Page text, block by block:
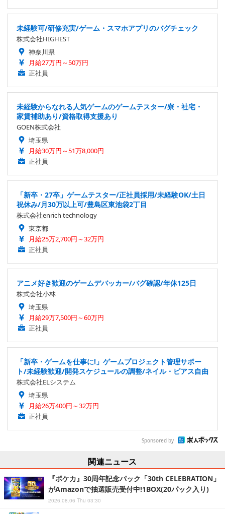
未経験可/研修充実/ゲーム・スマホアプリのバグチェック
株式会社HIGHEST
神奈川県
月給27万円～50万円
正社員
未経験からなれる人気ゲームのゲームテスター/寮・社宅・
家賃補助あり/資格取得支援あり
GOEN株式会社
埼玉県
月給30万円～51万8,000円
正社員
「新卒・27卒」ゲームテスター/正社員採用/未経験OK/土日
祝休み/月30万以上可/豊島区東池袋2丁目
株式会社enrich technology
東京都
月給25万2,700円～32万円
正社員
アニメ好き歓迎のゲームデバッカー/バグ確認/年休125日
株式会社小林
埼玉県
月給29万7,500円～60万円
正社員
「新卒・ゲームを仕事に!」ゲームプロジェクト管理サポー
ト/未経験歓迎/開発スケジュールの調整/ネイル・ピアス自由
株式会社ELシステム
埼玉県
月給26万400円～32万円
正社員
Sponsored by
関連ニュース
『ポケカ』30周年記念パック「30th CELEBRATION」
がAmazonで抽選販売受付中!1BOX(20パック入り)
2026.08.06 Thu 03:30